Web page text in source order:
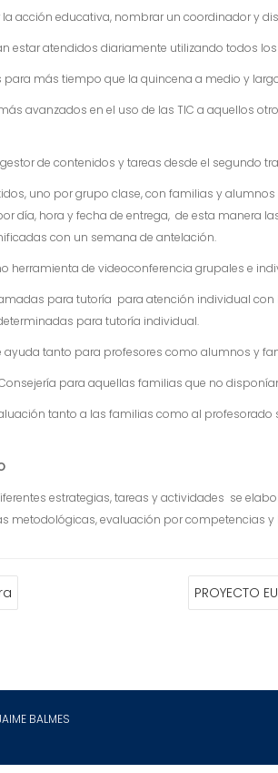
acción educativa, nombrar un coordinador y
estar atendidos diariamente utilizando todos
para más tiempo que la quincena a medio y
avanzados en el uso de las TIC a aquellos
de contenidos y tareas desde el segundo
uno por grupo clase, con familias y
día, hora y fecha de entrega, de esta manera
con un semana de antelación.
herramienta de videoconferencia grupales e
para tutoría para atención individual
para tutoría individual.
ayuda tanto para profesores como alumnos y
para aquellas familias que no
tanto a las familias como al
estrategias, tareas y actividades se
metodológicas, evaluación por competencias y
PROYECTO
BALMES